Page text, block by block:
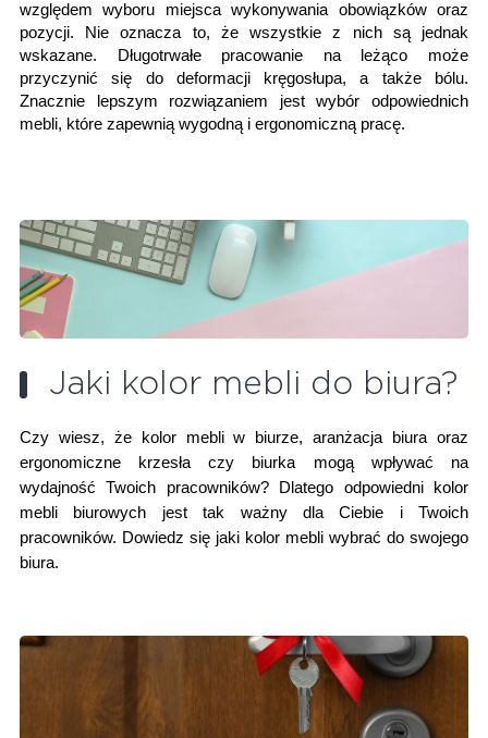
względem wyboru miejsca wykonywania obowiązków oraz
pozycji. Nie oznacza to, że wszystkie z nich są jednak
wskazane. Długotrwałe pracowanie na leżąco może
przyczynić się do deformacji kręgosłupa, a także bólu.
Znacznie lepszym rozwiązaniem jest wybór odpowiednich
mebli, które zapewnią wygodną i ergonomiczną pracę.
Jaki kolor mebli do biura?
Czy wiesz, że kolor mebli w biurze, aranżacja biura oraz
ergonomiczne krzesła czy biurka mogą wpływać na
wydajność Twoich pracowników? Dlatego odpowiedni kolor
mebli biurowych jest tak ważny dla Ciebie i Twoich
pracowników. Dowiedz się jaki kolor mebli wybrać do swojego
biura.